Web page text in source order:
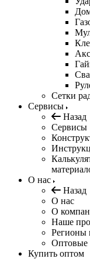
Сетки
Сервисы
Назад
Сервисы
О нас
Назад
О нас
О
Наше
Регионы
Оптовые
Купить оптом